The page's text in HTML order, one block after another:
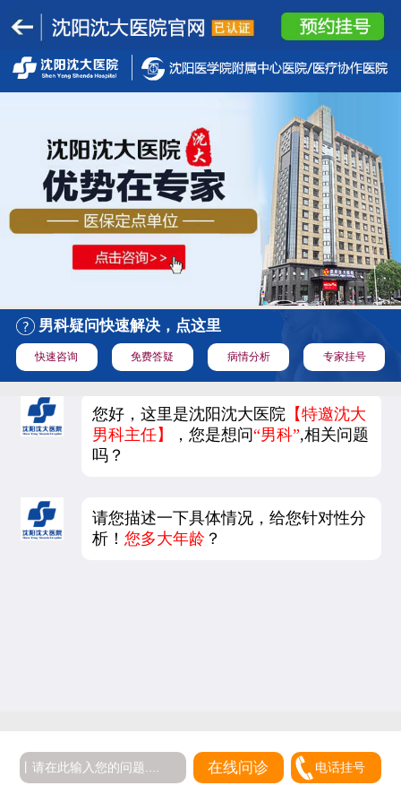
男科疑问快速解决，点这里
快速咨询 免费答疑 病情分析 专家挂号
您好，这里是沈阳沈大医院 【特邀沈大
男科主任】
，您是想问“男科”,相关问题
吗？
请您描述一下具体情况，给您针对性分
析！您多大年龄 ？
在线问诊 电话挂号
5